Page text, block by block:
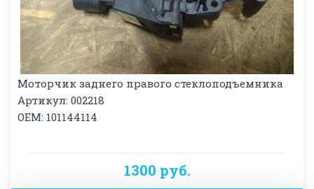
Моторчик заднего правого стеклоподъемника
Артикул: 002218
OEM: 101144114
1300 руб.